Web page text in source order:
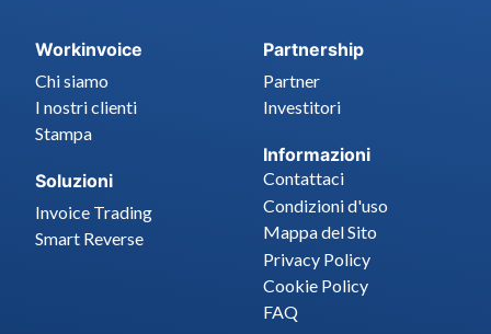
Workinvoice
Chi siamo
I nostri clienti
Stampa
Soluzioni
Invoice Trading
Smart Reverse
Partnership
Partner
Investitori
Informazioni
Contattaci
Condizioni d'uso
Mappa del Sito
Privacy Policy
Cookie Policy
FAQ